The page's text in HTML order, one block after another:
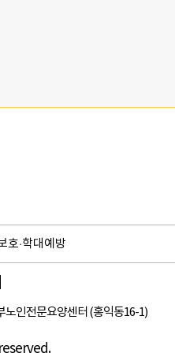
호·학대예방
노인전문요양센터 (홍익동16-1)